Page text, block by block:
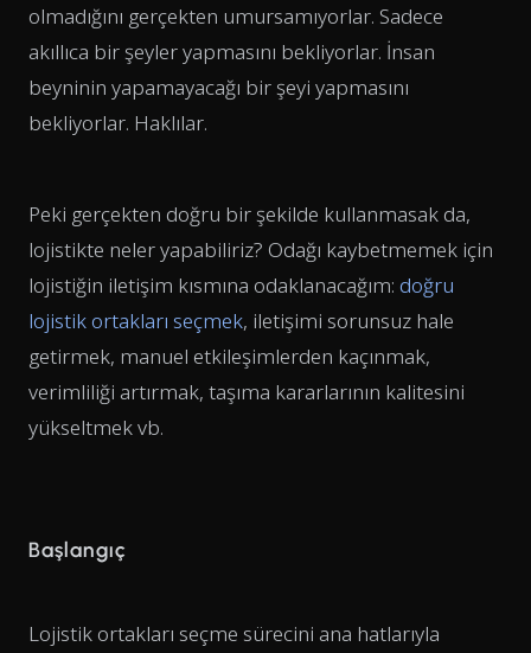
olmadığını gerçekten umursamıyorlar. Sadece
akıllıca bir şeyler yapmasını bekliyorlar. İnsan
beyninin yapamayacağı bir şeyi yapmasını
bekliyorlar. Haklılar.
Peki gerçekten doğru bir şekilde kullanmasak da,
lojistikte neler yapabiliriz? Odağı kaybetmemek için
lojistiğin iletişim kısmına odaklanacağım: doğru
lojistik ortakları seçmek, iletişimi sorunsuz hale
getirmek, manuel etkileşimlerden kaçınmak,
verimliliği artırmak, taşıma kararlarının kalitesini
yükseltmek vb.
Başlangıç
Lojistik ortakları seçme sürecini ana hatlarıyla